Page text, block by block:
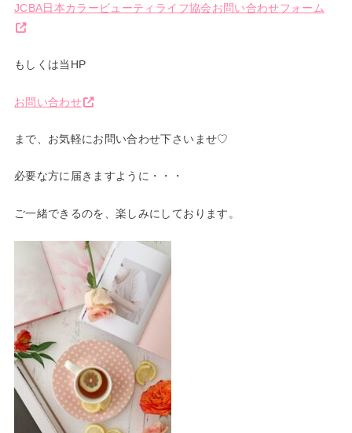
JCBA日本カラービューティライフ協会お問い合わせフォーム
もしくは当HP
お問い合わせ
まで、お気軽にお問い合わせ下さいませ♡
必要な方に届きますように・・・
ご一緒できるのを、楽しみにしております。